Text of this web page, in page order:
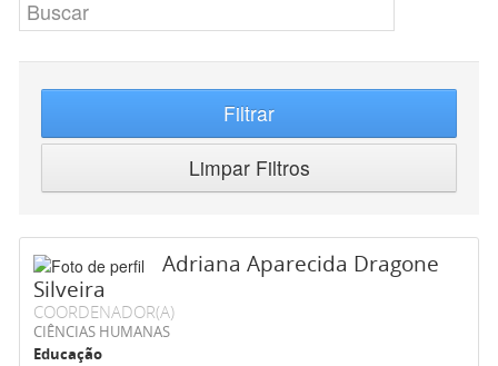
Filtrar
Limpar Filtros
Adriana Aparecida Dragone
Silveira
COORDENADOR(A)
CIÊNCIAS HUMANAS
Educação